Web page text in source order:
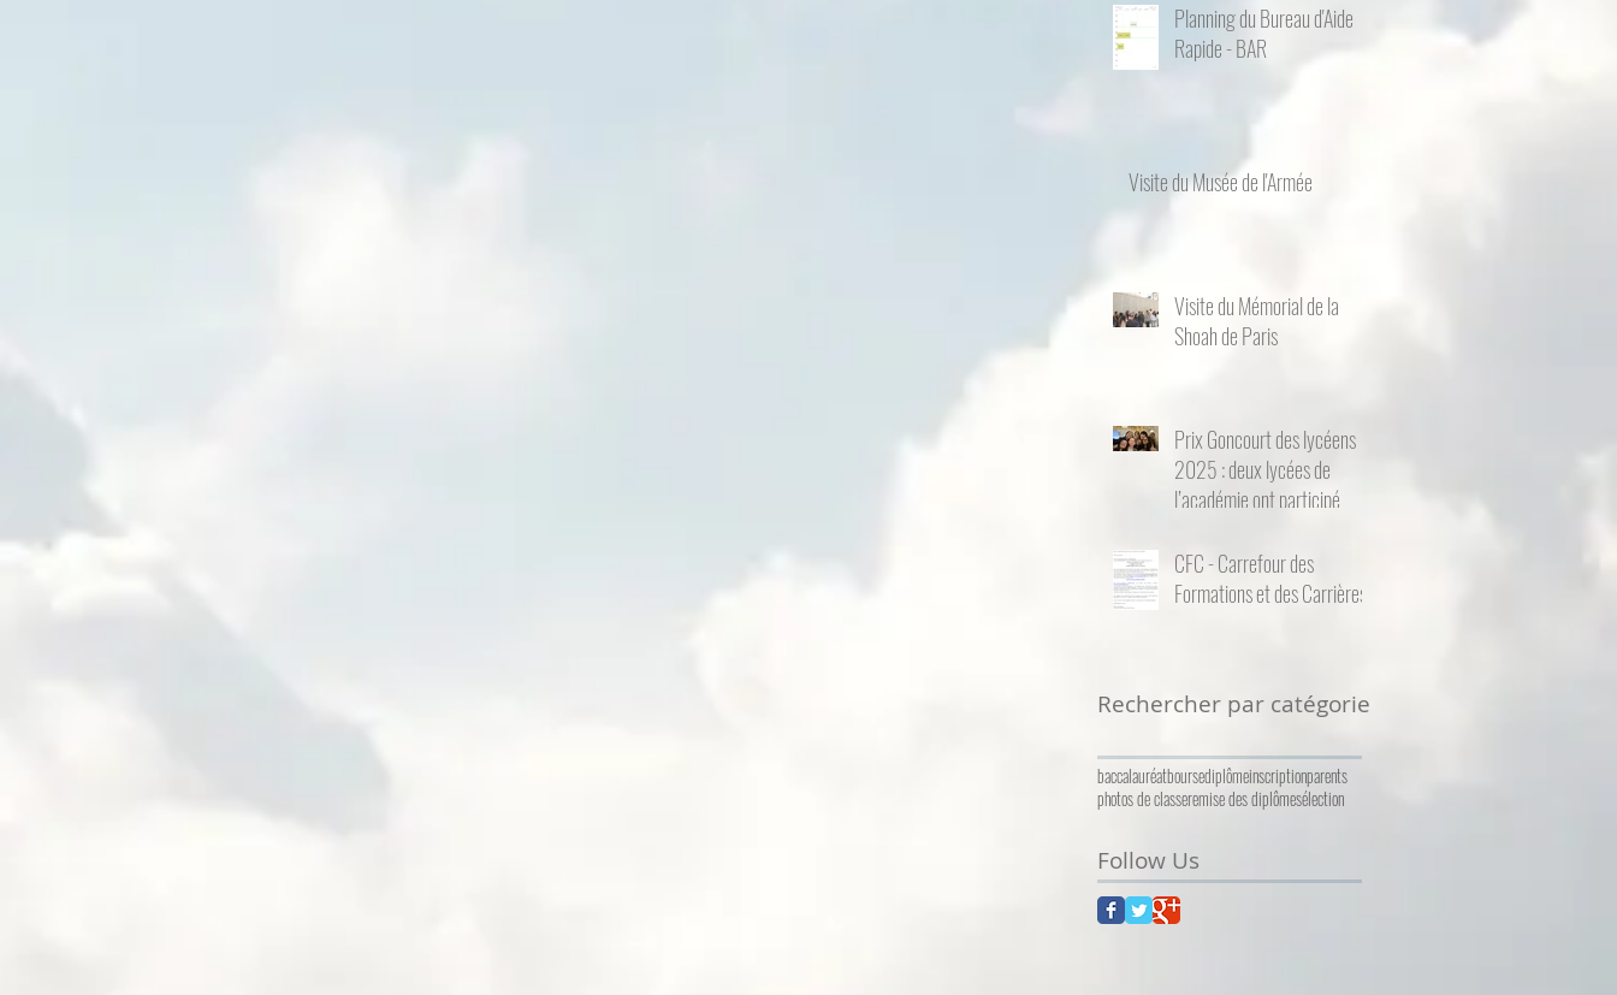
Planning du Bureau d'Aide
Rapide - BAR
Visite du Musée de l'Armée
Visite du Mémorial de la
Shoah de Paris
Prix Goncourt des lycéens
2025 : deux lycées de
l’académie ont participé
CFC - Carrefour des
Formations et des Carrières
Rechercher par catégorie
baccalauréatboursediplômeinscriptionparents
photos de classeremise des diplômesélection
Follow Us